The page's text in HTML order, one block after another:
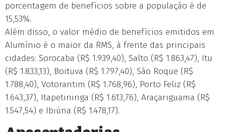
porcentagem de benefícios sobre a população é de
15,53%.
Além disso, o valor médio de benefícios emitidos em
Alumínio é o maior da RMS, à frente das principais
cidades: Sorocaba (R$ 1.939,40), Salto (R$ 1.863,47), Itu
(R$ 1.833,13), Boituva (R$ 1.797,40), São Roque (R$
1.788,40), Votorantim (R$ 1.768,96), Porto Feliz (R$
1.643,37), Itapetininga (R$ 1.613,76), Araçariguama (R$
1.547,54) e Ibiúna (R$ 1.478,17).